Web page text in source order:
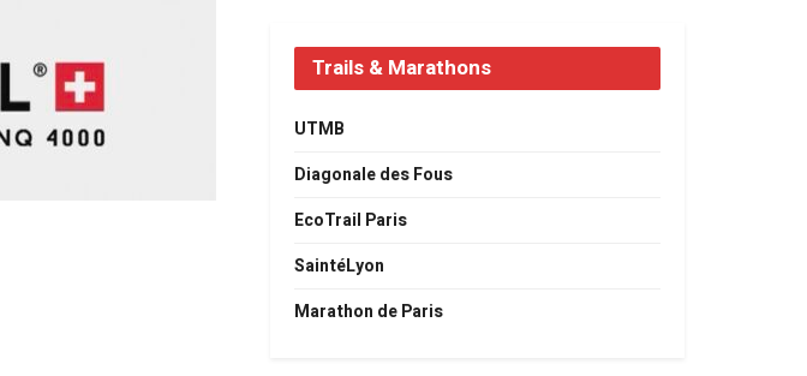
Trails & Marathons
UTMB
Diagonale des Fous
EcoTrail Paris
SaintéLyon
Marathon de Paris